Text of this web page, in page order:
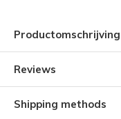
Productomschrijving
Reviews
Shipping methods